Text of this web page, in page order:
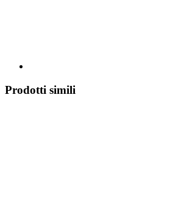
Prodotti simili